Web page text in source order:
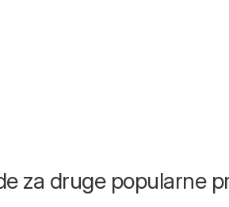
za druge popularne